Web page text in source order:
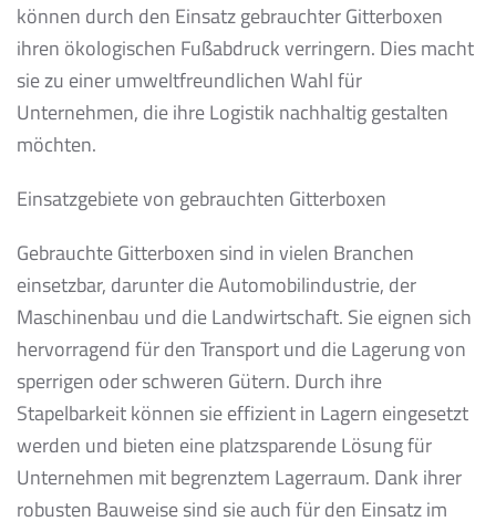
können durch den Einsatz gebrauchter Gitterboxen
ihren ökologischen Fußabdruck verringern. Dies macht
sie zu einer umweltfreundlichen Wahl für
Unternehmen, die ihre Logistik nachhaltig gestalten
möchten.
Einsatzgebiete von gebrauchten Gitterboxen
Gebrauchte Gitterboxen sind in vielen Branchen
einsetzbar, darunter die Automobilindustrie, der
Maschinenbau und die Landwirtschaft. Sie eignen sich
hervorragend für den Transport und die Lagerung von
sperrigen oder schweren Gütern. Durch ihre
Stapelbarkeit können sie effizient in Lagern eingesetzt
werden und bieten eine platzsparende Lösung für
Unternehmen mit begrenztem Lagerraum. Dank ihrer
robusten Bauweise sind sie auch für den Einsatz im